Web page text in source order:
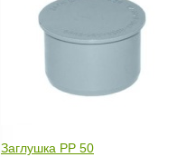
Заглушка РР 50